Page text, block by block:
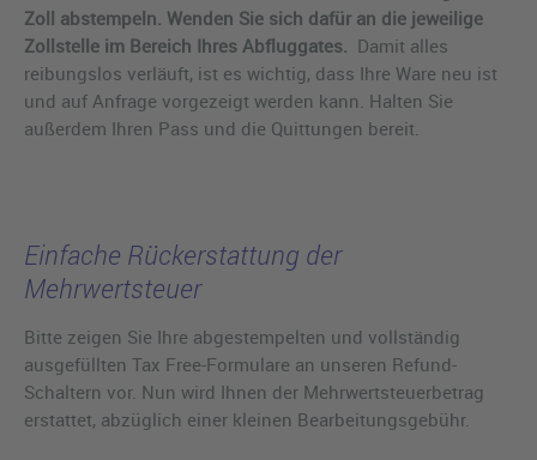
Zoll abstempeln. Wenden Sie sich dafür an die jeweilige
Zollstelle im Bereich Ihres Abfluggates. Damit alles
reibungslos verläuft, ist es wichtig, dass Ihre Ware neu ist
und auf Anfrage vorgezeigt werden kann. Halten Sie
außerdem Ihren Pass und die Quittungen bereit.
Einfache Rückerstattung der
Mehrwertsteuer
Bitte zeigen Sie Ihre abgestempelten und vollständig
ausgefüllten Tax Free-Formulare an unseren Refund-
Schaltern vor. Nun wird Ihnen der Mehrwertsteuerbetrag
erstattet, abzüglich einer kleinen Bearbeitungsgebühr.